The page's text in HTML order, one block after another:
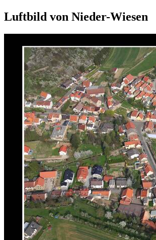
Luftbild von Nieder-Wiesen